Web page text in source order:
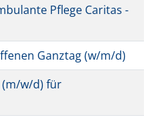
Pflege Caritas -
Ganztag (w/m/d)
(m/w/d) für